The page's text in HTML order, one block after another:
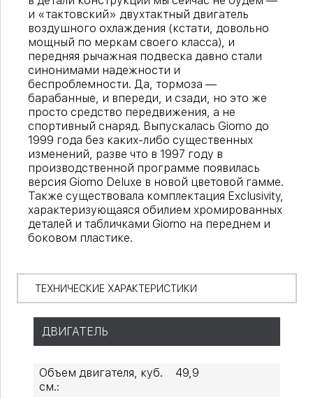
и «тактовский» двухтактный двигатель
воздушного охлаждения (кстати, довольно
мощный по меркам своего класса), и
передняя рычажная подвеска давно стали
синонимами надежности и
беспроблемности. Да, тормоза —
барабанные, и впереди, и сзади, но это же
просто средство передвижения, а не
спортивный снаряд. Выпускалась Giorno до
1999 года без каких-либо существенных
изменений, разве что в 1997 году в
производственной программе появилась
версия Giorno Deluxe в новой цветовой гамме.
Также существовала комплектация Exclusivity,
характеризующаяся обилием хромированных
деталей и табличками Giorno на переднем и
боковом пластике.
ТЕХНИЧЕСКИЕ ХАРАКТЕРИСТИКИ
ДВИГАТЕЛЬ
Объем двигателя, куб.
см.:
49,9